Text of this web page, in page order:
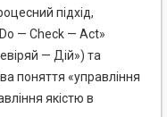
підхід,
— Check — Act»
— Дій») та
поняття «управління
якістю в